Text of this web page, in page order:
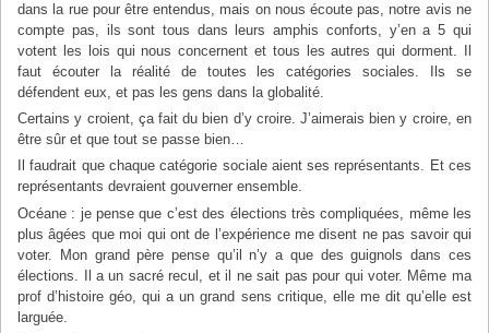
dans la rue pour être entendus, mais on nous écoute pas, notre avis ne
compte pas, ils sont tous dans leurs amphis conforts, y’en a 5 qui
votent les lois qui nous concernent et tous les autres qui dorment. Il
faut écouter la réalité de toutes les catégories sociales. Ils se
défendent eux, et pas les gens dans la globalité.
Certains y croient, ça fait du bien d’y croire. J’aimerais bien y croire, en
être sûr et que tout se passe bien…
Il faudrait que chaque catégorie sociale aient ses représentants. Et ces
représentants devraient gouverner ensemble.
Océane : je pense que c’est des élections très compliquées, même les
plus âgées que moi qui ont de l’expérience me disent ne pas savoir qui
voter. Mon grand père pense qu’il n’y a que des guignols dans ces
élections. Il a un sacré recul, et il ne sait pas pour qui voter. Même ma
prof d’histoire géo, qui a un grand sens critique, elle me dit qu’elle est
larguée.